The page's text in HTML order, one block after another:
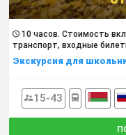
10 часов. Cтоимость
транспорт, входные
Экскурсия для
15-43